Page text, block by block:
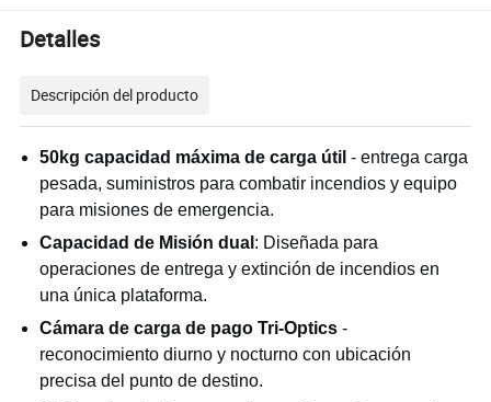
Detalles
Descripción del producto
50kg capacidad máxima de carga útil - entrega carga
pesada, suministros para combatir incendios y equipo
para misiones de emergencia.
Capacidad de Misión dual : Diseñada para
operaciones de entrega y extinción de incendios en
una única plataforma.
Cámara de carga de pago Tri-Optics -
reconocimiento diurno y nocturno con ubicación
precisa del punto de destino.